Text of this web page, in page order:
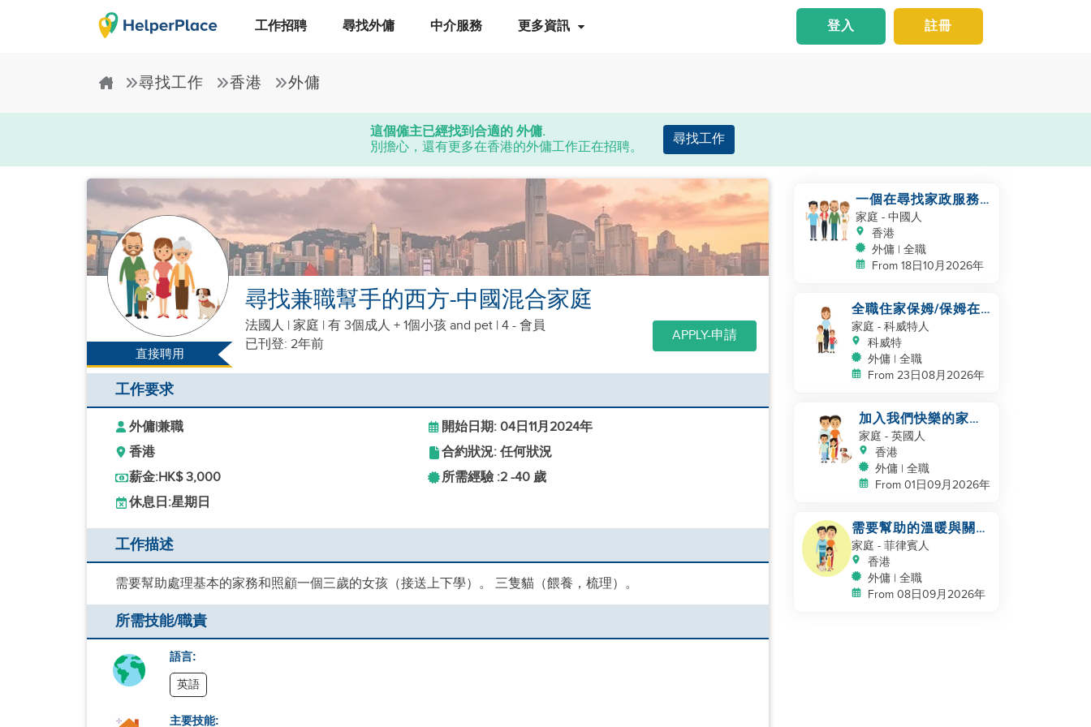
工作招聘 尋找外傭 中介服務 更多資訊 註冊
登入
尋找工作 香港 外傭
這個僱主已經找到合適的 外傭.
別擔心，還有更多在香港的外傭工作正在招聘。
尋找工作
直接聘用
尋找兼職幫手的西方-中國混合家庭
法國人 | 家庭 | 有 3個成人 + 1個小孩 and pet | 4 - 會員
已刊登: 2年前
APPLY-申請
工作要求
外傭|兼職
開始日期: 04日11月2024年
香港
合約狀況: 任何狀況
薪金:HK$ 3,000 所需經驗 :2 -40 歲
休息日:星期日
工作描述
需要幫助處理基本的家務和照顧一個三歲的女孩（接送上下學）。 三隻貓（餵養，梳理）。
所需技能/職責
語言:
英語
主要技能:
一個在尋找家政服務
的家庭
家庭 - 中國人
香港
外傭 | 全職
From 18日10月2026年
全職住家保姆/保姆在
kuwait 工作
家庭 - 科威特人
科威特
外傭 | 全職
From 23日08月2026年
加入我們快樂的家庭
團隊
家庭 - 英國人
香港
外傭 | 全職
From 01日09月2026年
需要幫助的溫暖與關愛
的三口之家 + 貓
家庭 - 菲律賓人
香港
外傭 | 全職
From 08日09月2026年